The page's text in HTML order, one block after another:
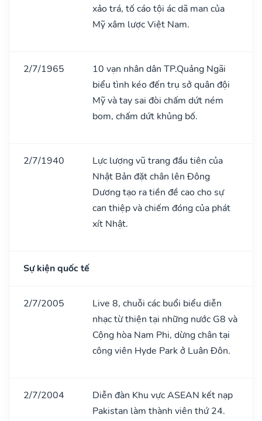
xảo trá, tố cáo tội ác dã man của
Mỹ xâm lược Việt Nam.
2/7/1965
10 vạn nhân dân TP.Quảng Ngãi
biểu tình kéo đến trụ sở quân đội
Mỹ và tay sai đòi chấm dứt ném
bom, chấm dứt khủng bố.
2/7/1940
Lực lượng vũ trang đầu tiên của
Nhật Bản đặt chân lên Đông
Dương tạo ra tiền đề cao cho sự
can thiệp và chiếm đóng của phát
xít Nhật.
Sự kiện quốc tế
2/7/2005
Live 8, chuỗi các buổi biểu diễn
nhạc từ thiện tại những nước G8 và
Cộng hòa Nam Phi, dừng chân tại
công viên Hyde Park ở Luân Đôn.
2/7/2004
Diễn đàn Khu vực ASEAN kết nạp
Pakistan làm thành viên thứ 24.